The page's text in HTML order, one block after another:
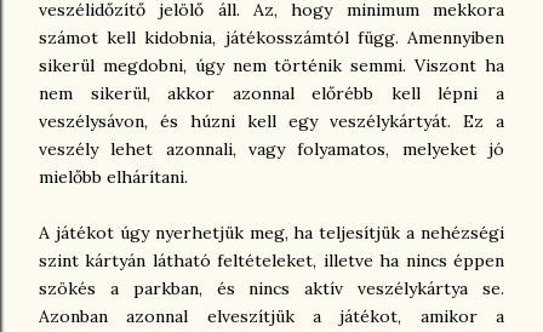
veszélidőzítő jelölő áll. Az, hogy minimum mekkora
számot kell kidobnia, játékosszámtól függ. Amennyiben
sikerül megdobni, úgy nem történik semmi. Viszont ha
nem sikerül, akkor azonnal előrébb kell lépni a
veszélysávon, és húzni kell egy veszélykártyát. Ez a
veszély lehet azonnali, vagy folyamatos, melyeket jó
mielőbb elhárítani.
A játékot úgy nyerhetjük meg, ha teljesítjük a nehézségi
szint kártyán látható feltételeket, illetve ha nincs éppen
szökés a parkban, és nincs aktív veszélykártya se.
Azonban azonnal elveszítjük a játékot, amikor a